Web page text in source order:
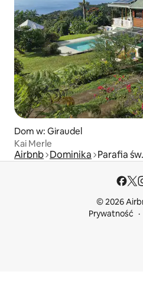
Dom w: Giraudel
Kai Merle
Airbnb Dominika Parafia
© 2026
Prywatność